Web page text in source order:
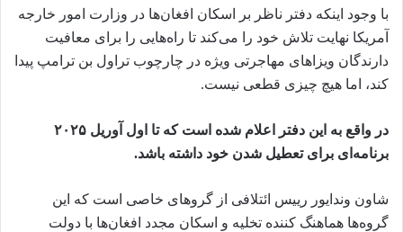
با وجود اینکه دفتر ناظر بر اسکان افغان‌ها در وزارت امور خارجه
آمریکا نهایت تلاش خود را می‌کند تا راه‌هایی را برای معافیت
دارندگان ویزاهای مهاجرتی ویژه در چارچوب تراول بن ترامپ پیدا
کند،‌ اما هیچ چیزی قطعی نیست.
در واقع به این دفتر اعلام شده است که تا اول آوریل ۲۰۲۵
برنامه‌ای برای تعطیل شدن خود داشته باشد.
شاون وندایور رییس ائتلافی از گروها‌ی خاصی است که این
گروه‌ها هماهنگ کننده تخلیه و اسکان مجدد افغان‌ها با دولت